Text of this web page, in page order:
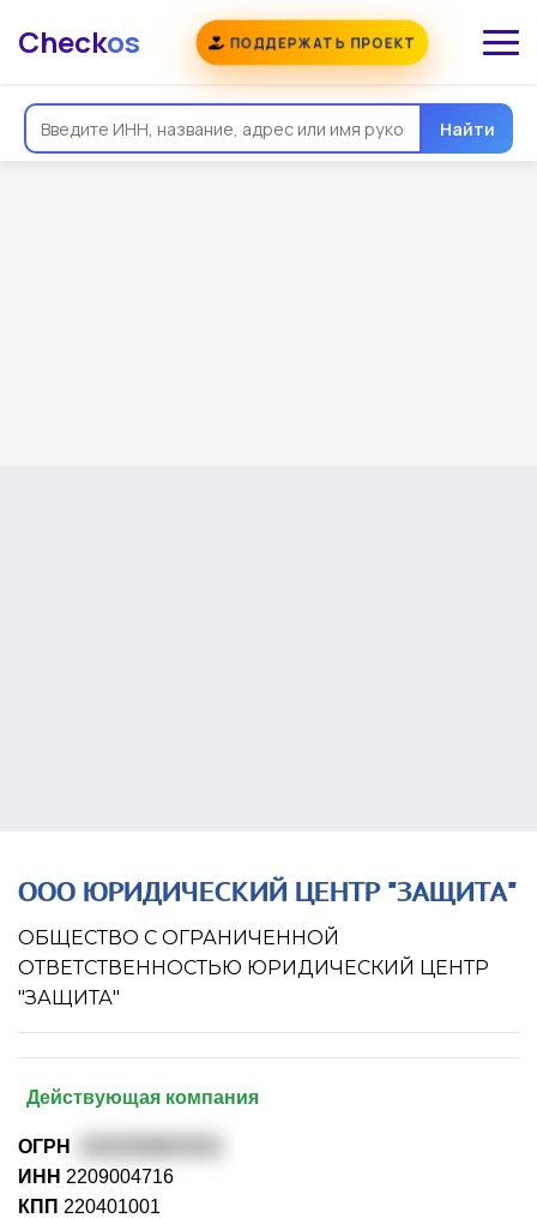
Checkos ПОДДЕРЖАТЬ ПРОЕКТ
Найти
ООО ЮРИДИЧЕСКИЙ ЦЕНТР "ЗАЩИТА"
ОБЩЕСТВО С ОГРАНИЧЕННОЙ
ОТВЕТСТВЕННОСТЬЮ ЮРИДИЧЕСКИЙ ЦЕНТР
"ЗАЩИТА"
Действующая компания
ОГРН
ИНН 2209004716
КПП 220401001